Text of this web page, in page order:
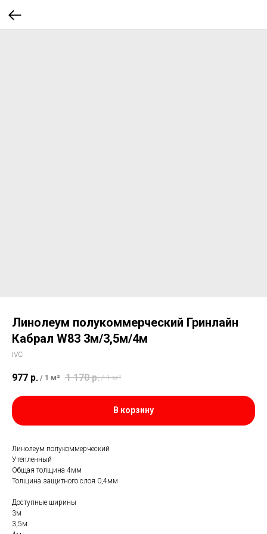
Линолеум полукоммерческий Гринлайн
Кабрал W83 3м/3,5м/4м
IVC
977 р. / 1 м² 1 170 р. / 1 м²
В корзину
Линолеум полукоммерческий
Утепленный
Общая толщина 4мм
Толщина защитного слоя 0,4мм
Доступные ширины
3м
3,5м